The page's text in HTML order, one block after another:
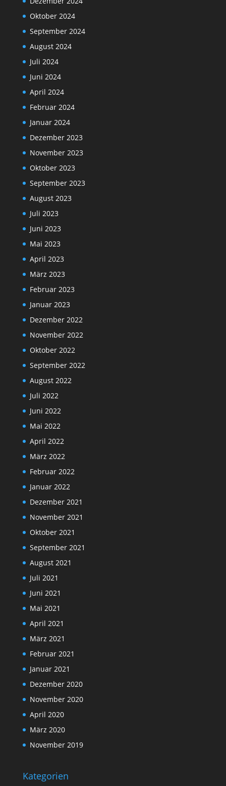
Oktober 2024
September 2024
August 2024
Juli 2024
Juni 2024
April 2024
Februar 2024
Januar 2024
Dezember 2023
November 2023
Oktober 2023
September 2023
August 2023
Juli 2023
Juni 2023
Mai 2023
April 2023
März 2023
Februar 2023
Januar 2023
Dezember 2022
November 2022
Oktober 2022
September 2022
August 2022
Juli 2022
Juni 2022
Mai 2022
April 2022
März 2022
Februar 2022
Januar 2022
Dezember 2021
November 2021
Oktober 2021
September 2021
August 2021
Juli 2021
Juni 2021
Mai 2021
April 2021
März 2021
Februar 2021
Januar 2021
Dezember 2020
November 2020
April 2020
März 2020
November 2019
Kategorien